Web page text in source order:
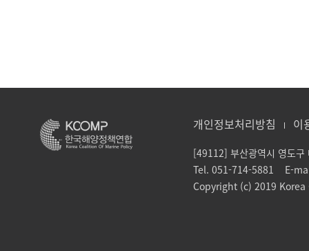
개인정보처리방침 이
[49112] 부산광역시 영도구
Tel. 051-714-5881 E-
Copyright (c) 2019